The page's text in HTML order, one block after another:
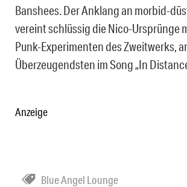
Banshees. Der Anklang an morbid-
vereint schlüssig die Nico-Ursprünge
Punk-Experimenten des Zweitwerks,
Überzeugendsten im Song „In
Anzeige
Blue Angel Lounge